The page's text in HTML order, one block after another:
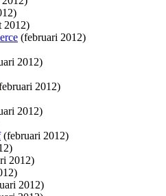
2012)
(februari 2012)
2012)
2012)
2012)
(februari 2012)
2012)
2012)